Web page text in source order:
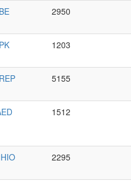
2950
1203
5155
1512
2295